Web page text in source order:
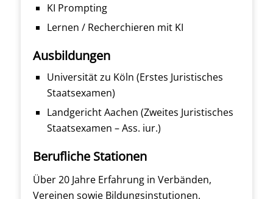
KI Prompting
Lernen / Recherchieren mit KI
Ausbildungen
Universität zu Köln (Erstes Juristisches
Staatsexamen)
Landgericht Aachen (Zweites Juristisches
Staatsexamen – Ass. iur.)
Berufliche Stationen
Über 20 Jahre Erfahrung in Verbänden,
Vereinen sowie Bildungsinstutionen.